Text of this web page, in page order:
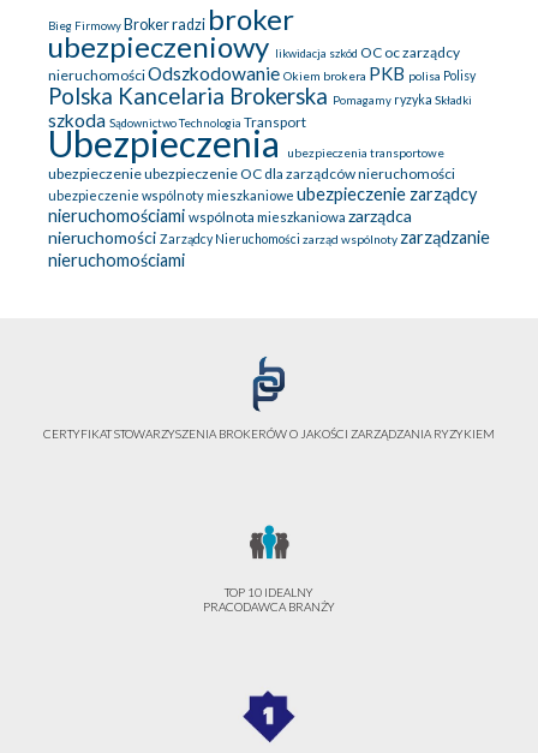
Bieg Firmowy Broker radzi broker
ubezpieczeniowy likwidacja szkód OC oc zarządcy
nieruchomościOdszkodowanie Okiem brokera PKB polisa Polisy
Polska Kancelaria Brokerska Pomagamy ryzyka Składki
szkoda SądownictwoTechnologia Transport
Ubezpieczenia ubezpieczenia transportowe
ubezpieczenieubezpieczenie OC dla zarządców nieruchomości
ubezpieczenie wspólnoty mieszkaniowe ubezpieczenie zarządcy
nieruchomościami wspólnota mieszkaniowa zarządca
nieruchomości Zarządcy Nieruchomości zarząd wspólnotyzarządzanie
nieruchomościami
CERTYFIKAT STOWARZYSZENIA BROKERÓW O JAKOŚCI ZARZĄDZANIA RYZYKIEM
TOP 10 IDEALNY
PRACODAWCA BRANŻY